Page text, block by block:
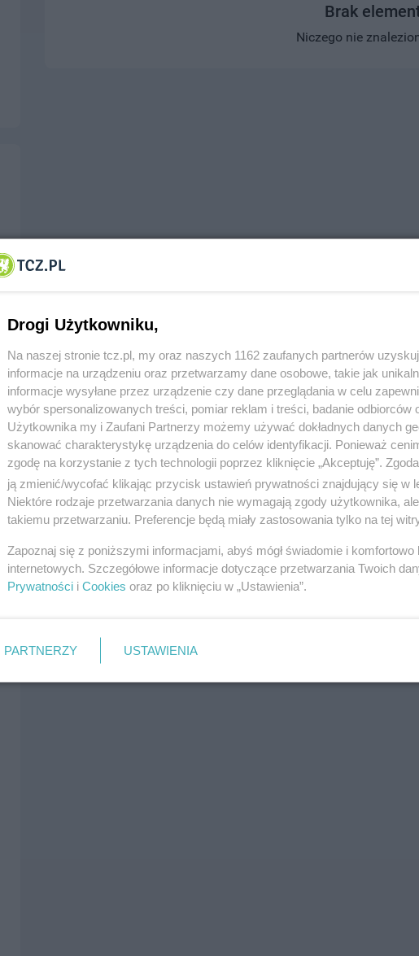
Brak
Niczego nie
Drogi Użytkowniku,
Na naszej stronie tcz.pl, my oraz naszych 1162 zaufanych partnerów
informacje na urządzeniu oraz przetwarzamy dane osobowe, takie jak
informacje wysyłane przez urządzenie czy dane przeglądania w celu
wybór spersonalizowanych treści, pomiar reklam i treści, badanie odbiorców
Użytkownika my i Zaufani Partnerzy możemy używać dokładnych danych
skanować charakterystykę urządzenia do celów identyfikacji. Ponieważ
zgodę na korzystanie z tych technologii poprzez kliknięcie „Akceptuję”.
ją zmienić/wycofać klikając przycisk ustawień prywatności znajdujący się w
Niektóre rodzaje przetwarzania danych nie wymagają zgody użytkownika,
takiemu przetwarzaniu. Preferencje będą miały zastosowania tylko na tej
Zapoznaj się z poniższymi informacjami, abyś mógł świadomie i
internetowych. Szczegółowe informacje dotyczące przetwarzania Twoich
Prywatności i Cookies oraz po kliknięciu w „Ustawienia”.
PARTNERZY USTAWIENIA